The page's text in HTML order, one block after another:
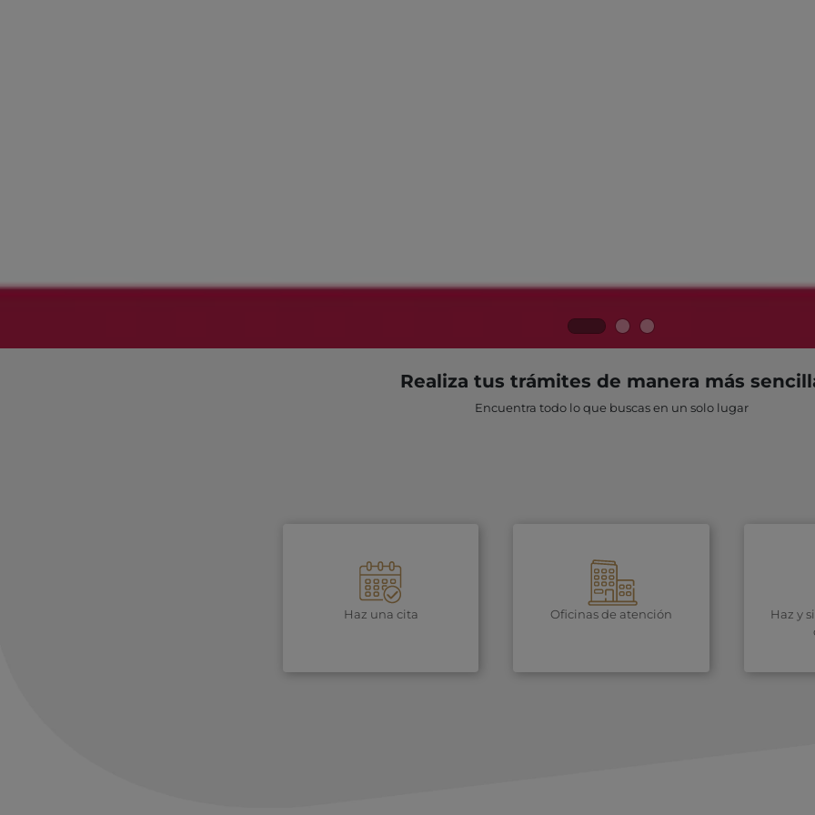
Realiza tus trámites de manera más
Encuentra todo lo que buscas en un solo lugar
Haz una cita Oficinas de atención
Haz y